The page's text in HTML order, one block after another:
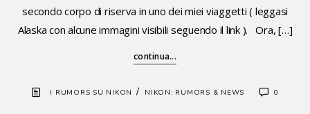
secondo corpo di riserva in uno dei miei viaggetti ( leggasi
Alaska con alcune immagini visibili seguendo il link ). Ora, […]
continua...
I RUMORS SU NIKON / NIKON: RUMORS & NEWS 0